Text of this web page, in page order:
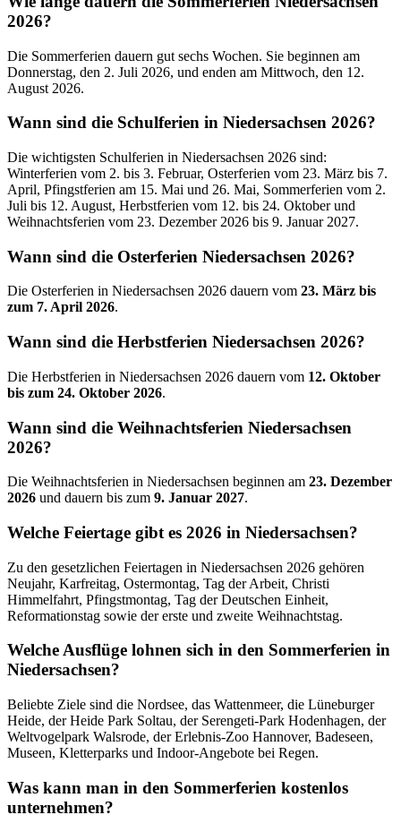
2026?
Die Sommerferien dauern gut sechs Wochen. Sie beginnen am
Donnerstag, den 2. Juli 2026, und enden am Mittwoch, den 12.
August 2026.
Wann sind die Schulferien in Niedersachsen 2026?
Die wichtigsten Schulferien in Niedersachsen 2026 sind:
Winterferien vom 2. bis 3. Februar, Osterferien vom 23. März bis 7.
April, Pfingstferien am 15. Mai und 26. Mai, Sommerferien vom 2.
Juli bis 12. August, Herbstferien vom 12. bis 24. Oktober und
Weihnachtsferien vom 23. Dezember 2026 bis 9. Januar 2027.
Wann sind die Osterferien Niedersachsen 2026?
Die Osterferien in Niedersachsen 2026 dauern vom 23. März bis
zum 7. April 2026.
Wann sind die Herbstferien Niedersachsen 2026?
Die Herbstferien in Niedersachsen 2026 dauern vom 12. Oktober
bis zum 24. Oktober 2026.
Wann sind die Weihnachtsferien Niedersachsen
2026?
Die Weihnachtsferien in Niedersachsen beginnen am 23. Dezember
2026 und dauern bis zum 9. Januar 2027.
Welche Feiertage gibt es 2026 in Niedersachsen?
Zu den gesetzlichen Feiertagen in Niedersachsen 2026 gehören
Neujahr, Karfreitag, Ostermontag, Tag der Arbeit, Christi
Himmelfahrt, Pfingstmontag, Tag der Deutschen Einheit,
Reformationstag sowie der erste und zweite Weihnachtstag.
Welche Ausflüge lohnen sich in den Sommerferien in
Niedersachsen?
Beliebte Ziele sind die Nordsee, das Wattenmeer, die Lüneburger
Heide, der Heide Park Soltau, der Serengeti-Park Hodenhagen, der
Weltvogelpark Walsrode, der Erlebnis-Zoo Hannover, Badeseen,
Museen, Kletterparks und Indoor-Angebote bei Regen.
Was kann man in den Sommerferien kostenlos
unternehmen?